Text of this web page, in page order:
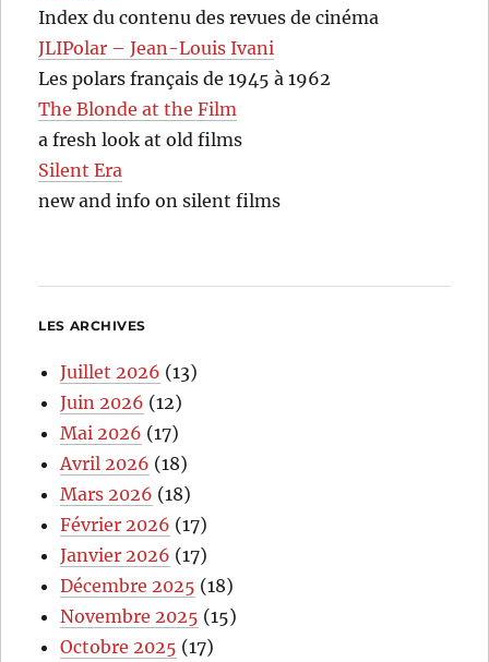
Index du contenu des revues de cinéma
JLIPolar – Jean-Louis Ivani
Les polars français de 1945 à 1962
The Blonde at the Film
a fresh look at old films
Silent Era
new and info on silent films
LES ARCHIVES
Juillet 2026 (13)
Juin 2026 (12)
Mai 2026 (17)
Avril 2026 (18)
Mars 2026 (18)
Février 2026 (17)
Janvier 2026 (17)
Décembre 2025 (18)
Novembre 2025 (15)
Octobre 2025 (17)